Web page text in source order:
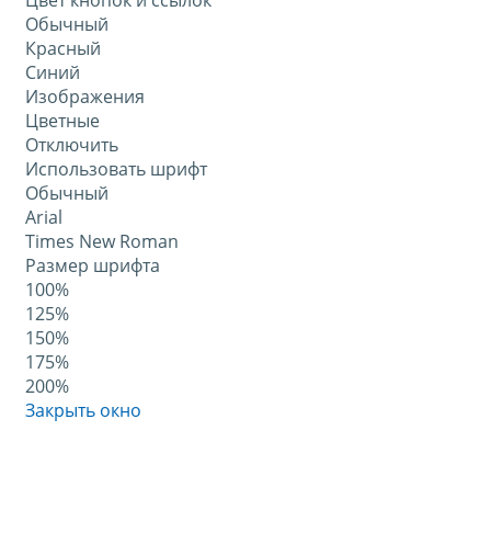
Обычный
Красный
Синий
Изображения
Цветные
Отключить
Использовать шрифт
Обычный
Arial
Times New Roman
Размер шрифта
100%
125%
150%
175%
200%
Закрыть окно